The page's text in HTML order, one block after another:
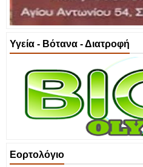
Υγεία - Βότανα - Διατροφή
Εορτολόγιο